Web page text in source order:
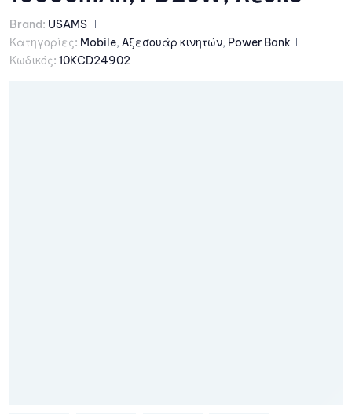
Brand: USAMS
Κατηγορίες: Mobile, Αξεσουάρ κινητών, Power Bank
Κωδικός: 10KCD24902